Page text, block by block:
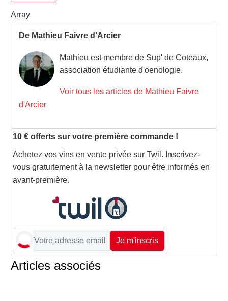
Array
De Mathieu Faivre d'Arcier
Mathieu est membre de Sup' de Coteaux,
association étudiante d'oenologie.
Voir tous les articles de Mathieu Faivre
d'Arcier
10 € offerts sur votre première commande !
Achetez vos vins en vente privée sur Twil. Inscrivez-
vous gratuitement à la newsletter pour être informés en
avant-première.
Je m'inscris
Articles associés